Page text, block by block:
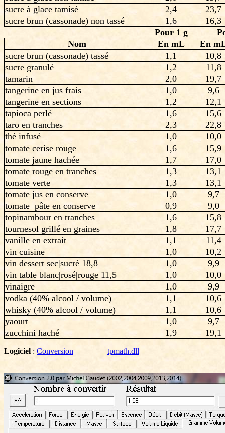
sucre à glace tamisé
2,4
23,7
sucre brun (cassonade) non tassé
1,6
16,3
Pour 1 g
Nom
En mL
En
sucre brun (cassonade) tassé
1,1
10,8
sucre granulé
1,2
11,8
tamarin
2,0
19,7
tangerine en jus frais
1,0
9,6
tangerine en sections
1,2
12,1
tapioca perlé
1,6
15,6
taro en tranches
2,3
22,8
thé infusé
1,0
10,0
tomate cerise rouge
1,6
15,9
tomate jaune hachée
1,7
17,0
tomate rouge en tranches
1,3
13,1
tomate verte
1,3
13,1
tomate jus en conserve
1,0
9,7
tomate pâte en conserve
0,9
9,0
topinambour en tranches
1,6
15,8
tournesol grillé en graines
1,8
17,7
vanille en extrait
1,1
11,4
vin cuisine
1,0
10,2
vin dessert sec|sucré 18,8
1,0
9,9
vin table blanc|rosé|rouge 11,5
1,0
10,0
vinaigre
1,0
9,9
vodka (40% alcool / volume)
1,1
10,6
whisky (40% alcool / volume)
1,1
10,6
yaourt
1,0
9,7
zucchini haché
1,9 19,1
Logiciel : Conversion tpmath.dll